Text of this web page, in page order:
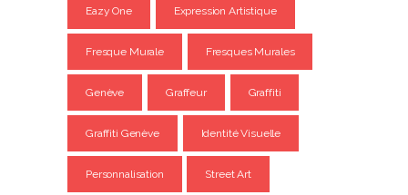
Eazy One Expression Artistique
Fresque Murale Fresques Murales
Genève Graffeur Graffiti
Graffiti Genève Identité Visuelle
Personnalisation Street Art